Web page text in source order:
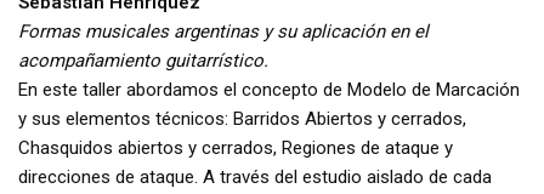
Formas musicales argentinas y su aplicación en el
acompañamiento guitarrístico.
En este taller abordamos el concepto de Modelo de Marcación
y sus elementos técnicos: Barridos Abiertos y cerrados,
Chasquidos abiertos y cerrados, Regiones de ataque y
direcciones de ataque. A través del estudio aislado de cada